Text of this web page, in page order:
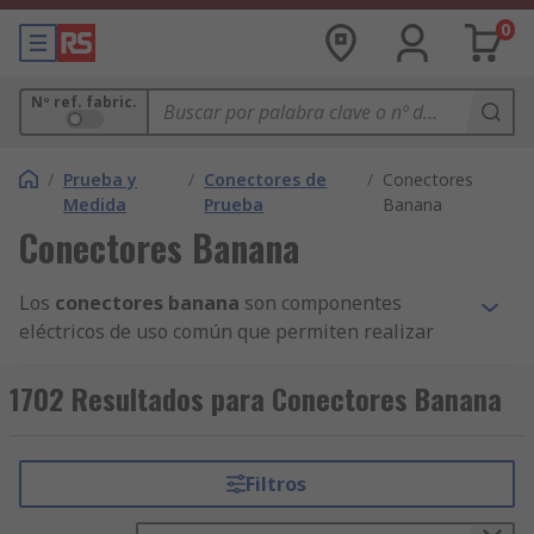
0
Nº ref. fabric.
/ Prueba y
Medida
/ Conectores de
Prueba
/ Conectores
Banana
Conectores Banana
Los conectores banana son componentes
eléctricos de uso común que permiten realizar
deprueba y medida . Su diseño cilíndrico con
resorte asegura un contacto estable, lo que los
entornos educativos, talleres y aplicaciones
industriales.
1702 Resultados para Conectores Banana
Filtros